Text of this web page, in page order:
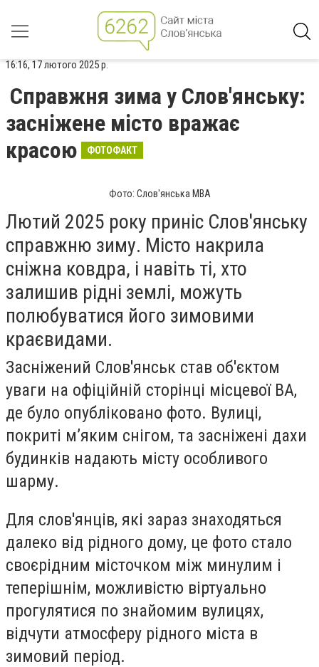
16:16, 17 лютого 2025 р.
Справжня зима у Слов'янську:
засніжене місто вражає
красою
ФОТОФАКТ
Фото: Слов'янська МВА
Лютий 2025 року приніс Слов'янську
справжню зиму. Місто накрила
сніжна ковдра, і навіть ті, хто
залишив рідні землі, можуть
полюбуватися його зимовими
краєвидами.
Засніжений Слов'янськ став об'єктом
уваги на офіційній сторінці місцевої ВА,
де було опубліковано фото. Вулиці,
покриті м’яким снігом, та засніжені дахи
будинків надають місту особливого
шарму.
Для слов'янців, які зараз знаходяться
далеко від рідного дому, це фото стало
своєрідним місточком між минулим і
теперішнім, можливістю віртуально
прогулятися по знайомим вулицях,
відчути атмосферу рідного міста в
зимовий період.